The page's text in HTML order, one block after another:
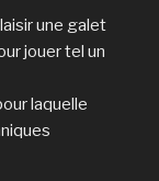
une galet
jouer tel un
laquelle